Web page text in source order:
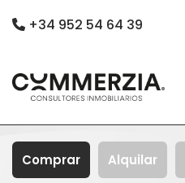
+34 952 54 64 39
Comprar Alquilar